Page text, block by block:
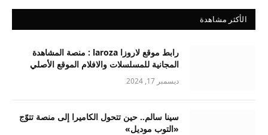
الأكثر مشاهدة
رابط موقع لاروزا laroza : منصة المشاهدة
المجانية للمسلسلات والافلام الموقع الأصلي
ديسمبر 17, 2024
سينا سالم.. حين تتحول الكاميرا إلى منصة تتوّج
«التوب موديل»